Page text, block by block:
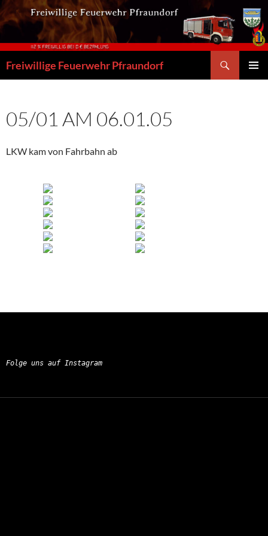
Zum
Inhalt
springen
Freiwillige Feuerwehr Pfraundorf
05/01 AM 06.01.05
LKW kam von Fahrbahn ab
Folge uns auf Instagram